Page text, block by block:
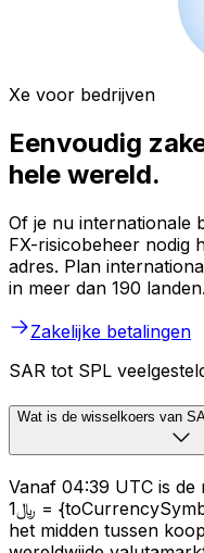
Xe voor bedrijven
Eenvoudig
hele wereld.
Of je nu internationale
FX-risicobeheer nodig
adres. Plan
in meer dan 190 landen.
Zakelijke betalingen
SAR tot SPL
Wat is de wisselkoers van
Vanaf 04:39 UTC is de
﷼1 = {toCurrencySymbol}0.0444. De middenkoers is
het midden tussen